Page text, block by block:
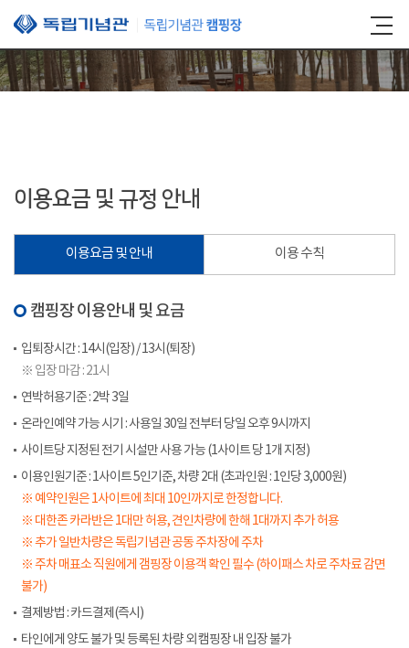
본문 바로가기
이용요금 및 규정 안내
이용요금 및 안내 이용 수칙
캠핑장 이용안내 및 요금
입퇴장시간 : 14시(입장) / 13시(퇴장)
※ 입장 마감 : 21시
연박허용기준 : 2박 3일
온라인예약 가능 시기 : 사용일 30일 전부터 당일 오후 9시까지
사이트당 지정된 전기 시설만 사용 가능 (1사이트 당 1개 지정)
이용인원기준 : 1사이트 5인기준, 차량 2대 (초과인원 : 1인당 3,000원)
※ 예약인원은 1사이트에 최대 10인까지로 한정합니다.
※ 대한존 카라반은 1대만 허용, 견인차량에 한해 1대까지 추가 허용
※ 추가 일반차량은 독립기념관 공동 주차장에 주차
※ 주차 매표소 직원에게 갬핑장 이용객 확인 필수 (하이패스 차로 주차료 감면
불가)
결제방법 : 카드결제(즉시)
타인에게 양도 불가 및 등록된 차량 외 캠핑장 내 입장 불가